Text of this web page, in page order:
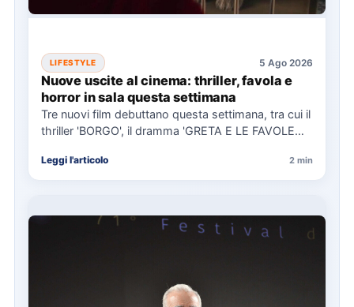
LIFESTYLE 5 Ago 2026
Nuove uscite al cinema: thriller, favola e
horror in sala questa settimana
Tre nuovi film debuttano questa settimana, tra cui il
thriller 'BORGO', il dramma 'GRETA E LE FAVOLE
Leggi l'articolo 2 min